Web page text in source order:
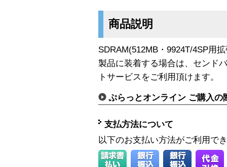
商品説明
SDRAM(512MB・9924T/4SP用
製品に装着する場合は、センド
トサービスをご利用頂けます。
ぷらっとオンライン ご購入の
支払方法について
以下のお支払い方法がご利用で